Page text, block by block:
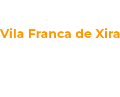
Vila Franca de Xira